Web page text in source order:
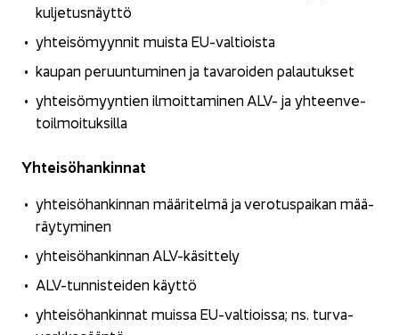
kul­je­tus­näyt­tö
yh­tei­sö­myyn­nit muis­ta EU-​valtioista
kau­pan pe­ruun­tu­mi­nen ja ta­va­roi­den pa­lau­tuk­set
yh­tei­sö­myyn­tien il­moit­ta­mi­nen ALV- ja yh­teen­ve­
toil­moi­tuk­sil­la
Yh­tei­sö­han­kin­nat
yh­tei­sö­han­kin­nan mää­ri­tel­mä ja ve­ro­tus­pai­kan mää­
räy­ty­mi­nen
yh­tei­sö­han­kin­nan ALV-​käsittely
ALV-​tunnisteiden käyt­tö
yh­tei­sö­han­kin­nat muis­sa EU-​valtioissa; ns. tur­va­